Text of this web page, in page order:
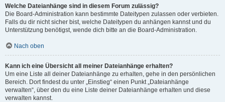
Welche Dateianhänge sind in diesem Forum zulässig?
Die Board-Administration kann bestimmte Dateitypen zulassen oder verbieten.
Falls du dir nicht sicher bist, welche Dateitypen du anhängen kannst und du
Unterstützung benötigst, wende dich bitte an die Board-Administration.
Nach oben
Kann ich eine Übersicht all meiner Dateianhänge erhalten?
Um eine Liste all deiner Dateianhänge zu erhalten, gehe in den persönlichen
Bereich. Dort findest du unter „Einstieg“ einen Punkt „Dateianhänge
verwalten“, über den du eine Liste deiner Dateianhänge erhalten und diese
verwalten kannst.